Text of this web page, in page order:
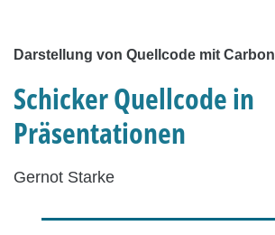
Darstellung von Quellcode mit Carbon
Schicker Quellcode in
Präsentationen
Gernot Starke